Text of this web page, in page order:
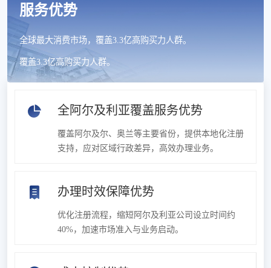
服务优势
全球最大消费市场，覆盖3.3亿高购买力人群。
覆盖3.3亿高购买力人群。
全阿尔及利亚覆盖服务优势
覆盖阿尔及尔、奥兰等主要省份，提供本地化注册
支持，应对区域行政差异，高效办理业务。
办理时效保障优势
优化注册流程，缩短阿尔及利亚公司设立时间约
40%，加速市场准入与业务启动。